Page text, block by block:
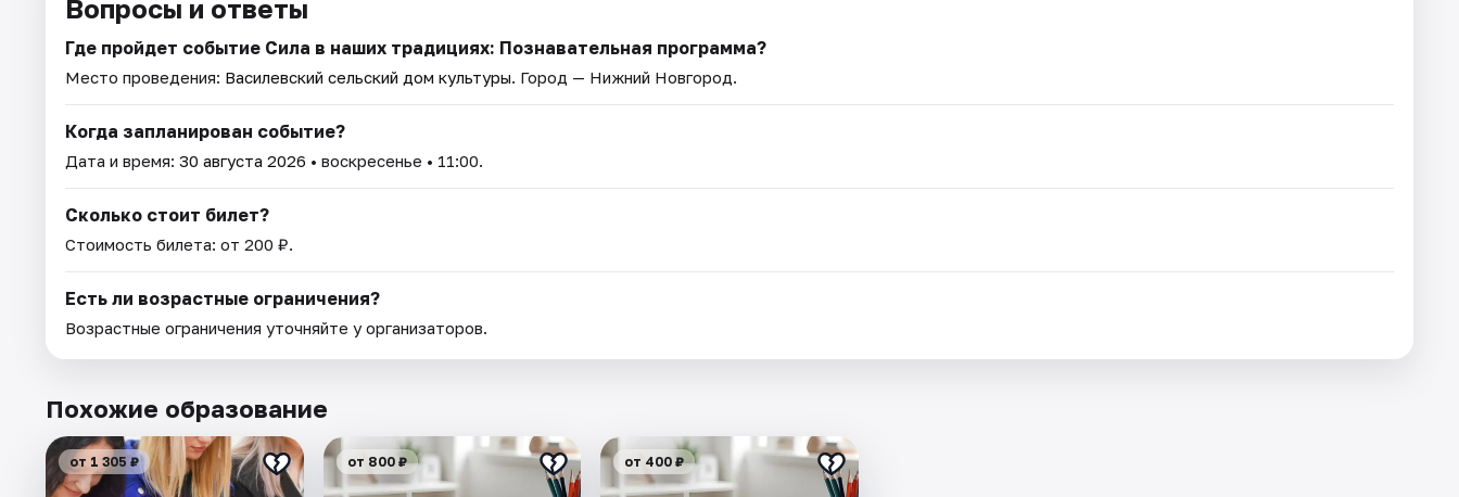
Вопросы и ответы
Где пройдет событие Сила в наших традициях: Познавательная программа?
Место проведения: Василевский сельский дом культуры. Город — Нижний Новгород.
Когда запланирован событие?
Дата и время: 30 августа 2026 • воскресенье • 11:00.
Сколько стоит билет?
Стоимость билета: от 200 ₽.
Есть ли возрастные ограничения?
Возрастные ограничения уточняйте у организаторов.
Похожие образование
от 1 305 ₽ от 800 ₽ от 400 ₽